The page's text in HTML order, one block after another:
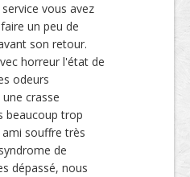
vous avez
un peu de
son retour.
horreur l'état de
odeurs
crasse
beaucoup trop
souffre très
de
dépassé, nous